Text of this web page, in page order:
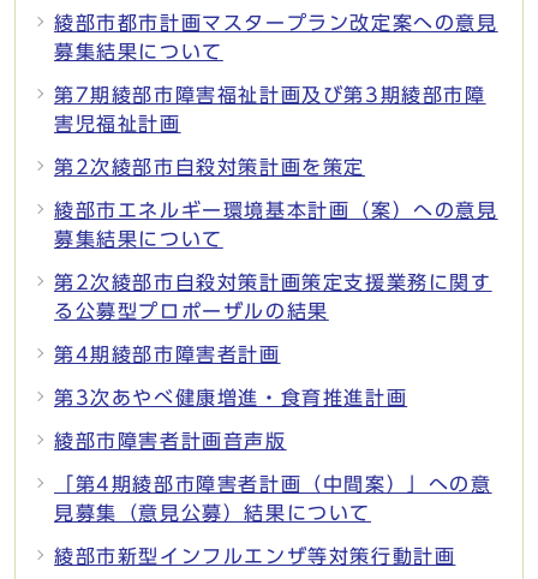
綾部市都市計画マスタープラン改定案への意見
募集結果について
第7期綾部市障害福祉計画及び第3期綾部市障
害児福祉計画
第2次綾部市自殺対策計画を策定
綾部市エネルギー環境基本計画（案）への意見
募集結果について
第2次綾部市自殺対策計画策定支援業務に関す
る公募型プロポーザルの結果
第4期綾部市障害者計画
第3次あやべ健康増進・食育推進計画
綾部市障害者計画音声版
「第4期綾部市障害者計画（中間案）」への意
見募集（意見公募）結果について
綾部市新型インフルエンザ等対策行動計画